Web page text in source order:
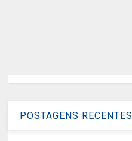
POSTAGENS RECENTES